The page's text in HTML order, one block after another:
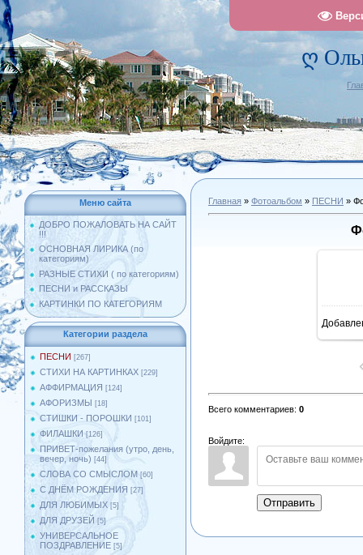
ღ
Меню сайта
ДОБРО ПОЖАЛОВАТЬ НА САЙТ
!!!
ОСНОВНАЯ ЛИРИКА (по
категориям)
РАЗНЫЕ СТИХИ ( по категориям)
ПЕСНИ и РАССКАЗЫ
КАРТИНКИ ПО КАТЕГОРИЯМ
Категории раздела
ПЕСНИ [267]
СТИХИ НА КАРТИНКАХ [229]
АФФИРМАЦИЯ [124]
АФОРИЗМЫ [18]
СТИШКИ - ПОРОШКИ [101]
ФИЛАШКИ [126]
ПРИВЕТ-пожелания (утро, день,
вечер, ночь) [44]
СЛОВА СО СМЫСЛОМ [60]
С ДНЁМ РОЖДЕНИЯ [27]
ДЛЯ ЛЮБИМЫХ [5]
ДЛЯ ДРУЗЕЙ [5]
УНИВЕРСАЛЬНОЕ
ПОЗДРАВЛЕНИЕ [5]
Главная » Фотоальбом » ПЕСНИ »
Всего комментариев: 0
Войдите:
Отправить